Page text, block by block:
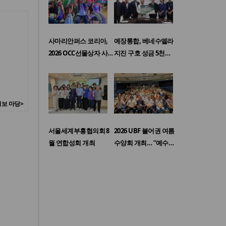
마당>
사마리안퍼스 코리아,
2026 OCC선물상자 사…
예장통합, 베네수엘라
지진 구호 성금 5천…
서울세계부흥협의회 8
월 연합성회 개최
2026 UBF 불어권 여름
수양회 개최… “예수…